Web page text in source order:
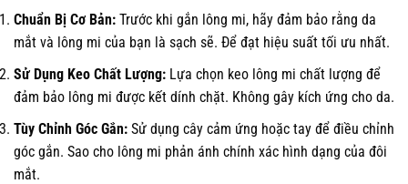
Chuẩn Bị Cơ Bản: Trước khi gắn lông mi, hãy đảm bảo rằng da
mắt và lông mi của bạn là sạch sẽ. Để đạt hiệu suất tối ưu nhất.
Sử Dụng Keo Chất Lượng: Lựa chọn keo lông mi chất lượng để
đảm bảo lông mi được kết dính chặt. Không gây kích ứng cho da.
Tùy Chỉnh Góc Gắn: Sử dụng cây cảm ứng hoặc tay để điều chỉnh
góc gắn. Sao cho lông mi phản ánh chính xác hình dạng của đôi
mắt.